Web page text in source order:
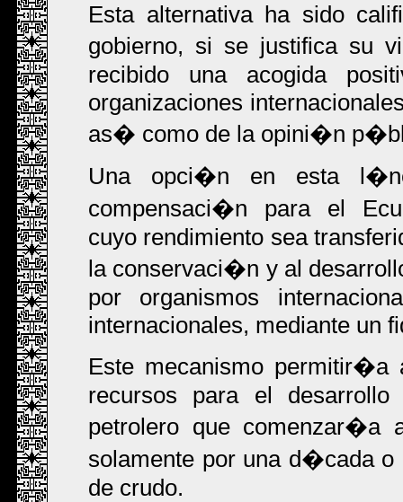
Esta alternativa ha sido
gobierno, si se justifica su
recibido una acogida
organizaciones
as� como de la opini�n
Una opci�n en esta
compensaci�n para el
cuyo rendimiento sea
la conservaci�n y al
por organismos
internacionales, mediante un
Este mecanismo permitir�a
recursos para el
petrolero que
solamente por una d�cada
de crudo.